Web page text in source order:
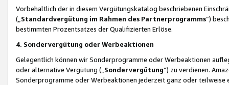
Vorbehaltlich der in diesem Vergütungskatalog beschriebenen
(„ Standardvergütung im Rahmen des Partnerprogramms“)
bestimmten Prozentsatzes der Qualifizierten Erlöse.
4. Sondervergütung oder Werbeaktionen
Gelegentlich können wir Sonderprogramme oder Werbeaktionen
oder alternative Vergütung („ Sondervergütung”) zu verdienen.
Sonderprogramme oder Werbeaktionen jederzeit ganz oder